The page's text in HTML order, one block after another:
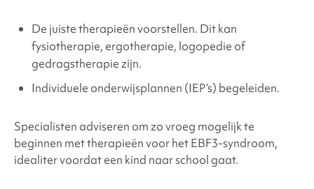
De juiste therapieën voorstellen. Dit kan
fysiotherapie, ergotherapie, logopedie of
gedragstherapie zijn.
Individuele onderwijsplannen (IEP’s) begeleiden.
Specialisten adviseren om zo vroeg mogelijk te
beginnen met therapieën voor hetEBF3-syndroom,
idealiter voordat een kind naar school gaat.